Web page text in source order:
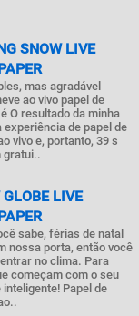
SNOW LIVE
mas agradável
ao vivo papel de
O resultado da minha
experiência de papel de
vivo e, portanto, 39 s
gratui..
LIVE
sabe, férias de natal
nossa porta, então você
no clima. Para
começam com o seu
Papel de